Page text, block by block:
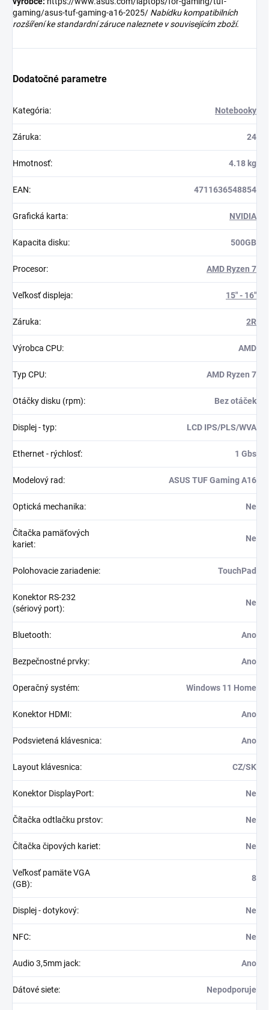
gaming/asus-tuf-gaming-a16-2025/ Nabídku kompatibilních
rozšíření ke standardní záruce naleznete v souvisejícím zboží.
Dodatočné parametre
Kategória: Notebooky
Záruka: 24
Hmotnosť: 4.18 kg
EAN: 4711636548854
Grafická karta: NVIDIA
Kapacita disku: 500GB
Procesor: AMD Ryzen 7
Veľkosť displeja: 15" - 16"
Záruka: 2R
Výrobca CPU: AMD
Typ CPU: AMD Ryzen 7
Otáčky disku (rpm): Bez otáček
Displej - typ: LCD IPS/PLS/WVA
Ethernet - rýchlosť: 1 Gbs
Modelový rad: ASUS TUF Gaming A16
Optická mechanika: Ne
Čítačka pamäťových
kariet:
Ne
Polohovacie zariadenie: TouchPad
Konektor RS-232
(sériový port):
Ne
Bluetooth: Ano
Bezpečnostné prvky: Ano
Operačný systém: Windows 11 Home
Konektor HDMI: Ano
Podsvietená klávesnica: Ano
Layout klávesnica: CZ/SK
Konektor DisplayPort: Ne
Čítačka odtlačku prstov: Ne
Čítačka čipových kariet: Ne
Veľkosť pamäte VGA
(GB):
8
Displej - dotykový: Ne
NFC: Ne
Audio 3,5mm jack: Ano
Dátové siete: Nepodporuje